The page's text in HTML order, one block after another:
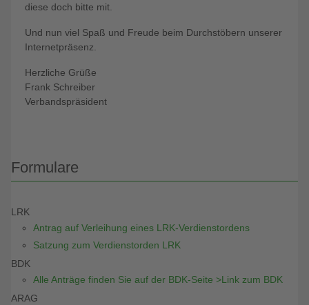
diese doch bitte mit.
Und nun viel Spaß und Freude beim Durchstöbern unserer
Internetpräsenz.
Herzliche Grüße
Frank Schreiber
Verbandspräsident
Formulare
LRK
Antrag auf Verleihung eines LRK-Verdienstordens
Satzung zum Verdienstorden LRK
BDK
Alle Anträge finden Sie auf der BDK-Seite >Link zum BDK
ARAG